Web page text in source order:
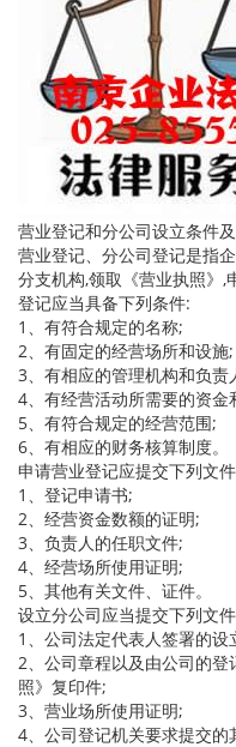
营业登记和分公司设立条件
营业登记、分公司登记是指
分支机构,领取《营业执照》,
登记应当具备下列条件:
1、有符合规定的名称;
2、有固定的经营场所和设施;
3、有相应的管理机构和负责
4、有经营活动所需要的资金
5、有符合规定的经营范围;
6、有相应的财务核算制度。
申请营业登记应提交下列文
1、登记申请书;
2、经营资金数额的证明;
3、负责人的任职文件;
4、经营场所使用证明;
5、其他有关文件、证件。
设立分公司应当提交下列文
1、公司法定代表人签署的
2、公司章程以及由公司的
照》复印件;
3、营业场所使用证明;
4、公司登记机关要求提交的